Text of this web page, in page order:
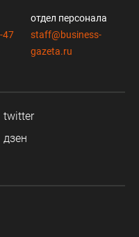
47
отдел персонала
staff@business-
gazeta.ru
twitter
дзен